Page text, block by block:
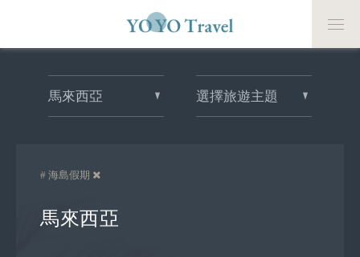
馬來西亞 選擇旅遊主題
# 海島假期
馬來西亞